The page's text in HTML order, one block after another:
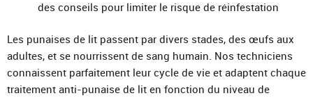
des conseils pour limiter le risque de réinfestation
Les punaises de lit passent par divers stades, des œufs aux
adultes, et se nourrissent de sang humain. Nos techniciens
connaissent parfaitement leur cycle de vie et adaptent chaque
traitement anti-punaise de lit en fonction du niveau de